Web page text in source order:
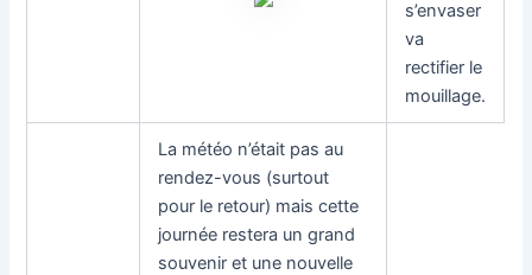
s’envaser
va
rectifier le
mouillage.
La météo n’était pas au
rendez-vous (surtout
pour le retour) mais cette
journée restera un grand
souvenir et une nouvelle